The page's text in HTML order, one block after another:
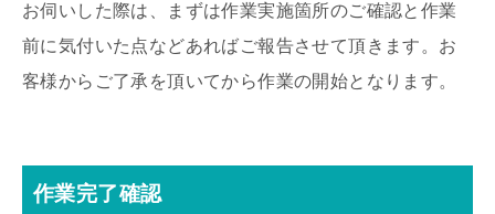
お伺いした際は、まずは作業実施箇所のご確認と作業
前に気付いた点などあればご報告させて頂きます。お
客様からご了承を頂いてから作業の開始となります。
作業完了確認